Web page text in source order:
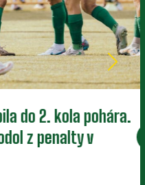
kola pohára.
v